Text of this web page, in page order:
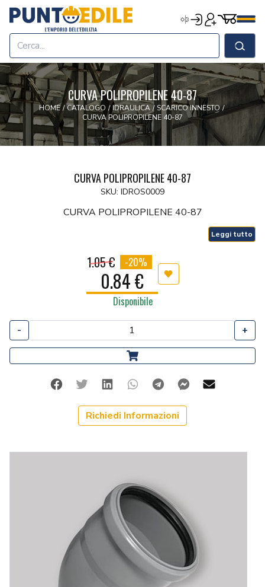
Edilizia Punto EdileAccediRegistrati
Cerca
Home
Chi Siamo
Termini & Condizioni
Contatti
CURVA POLIPROPILENE 40-87
HOME / CATALOGO / IDRAULICA / SCARICO INNESTO /
CURVA POLIPROPILENE 40-87
CURVA POLIPROPILENE 40-87
SKU: IDROS0009
CURVA POLIPROPILENE 40-87
Leggi tutto
1.05 € -20%
0.84 € Aggiungi ai preferiti
Disponibile
- +
FacebookTwitterLinkedinWhatsappTelegramFacebook
Richiedi Informazioni